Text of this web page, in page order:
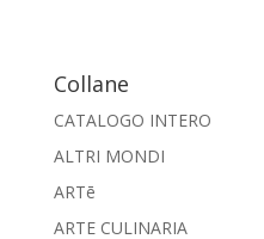
Collane
CATALOGO INTERO
ALTRI MONDI
ARTē
ARTE CULINARIA